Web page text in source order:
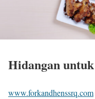
Hidangan
www.forkandhenssrq.com